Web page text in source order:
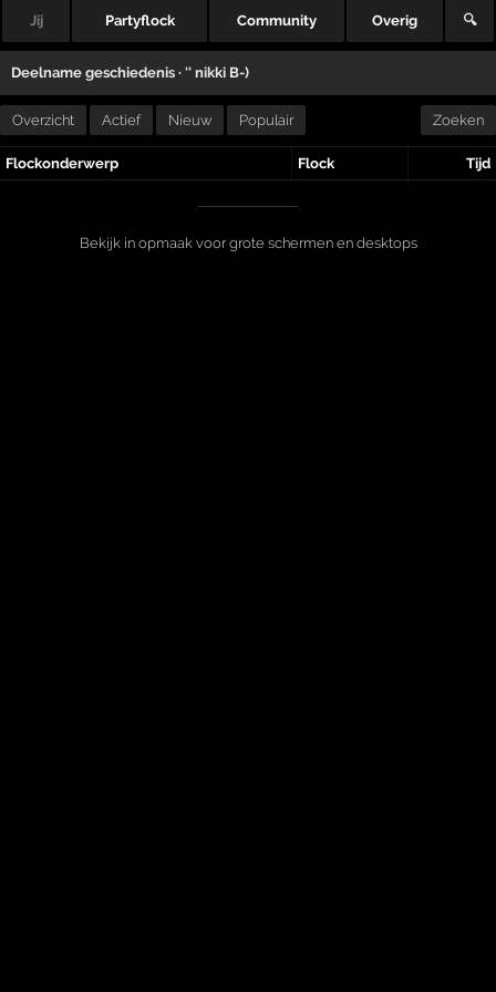
Jij Partyflock Community Overig 🔍
Deelname geschiedenis ·'' nikki B-)
Overzicht Actief Nieuw Populair Zoeken
Flockonderwerp Flock Tijd
Bekijk in opmaak voor grote schermen en desktops